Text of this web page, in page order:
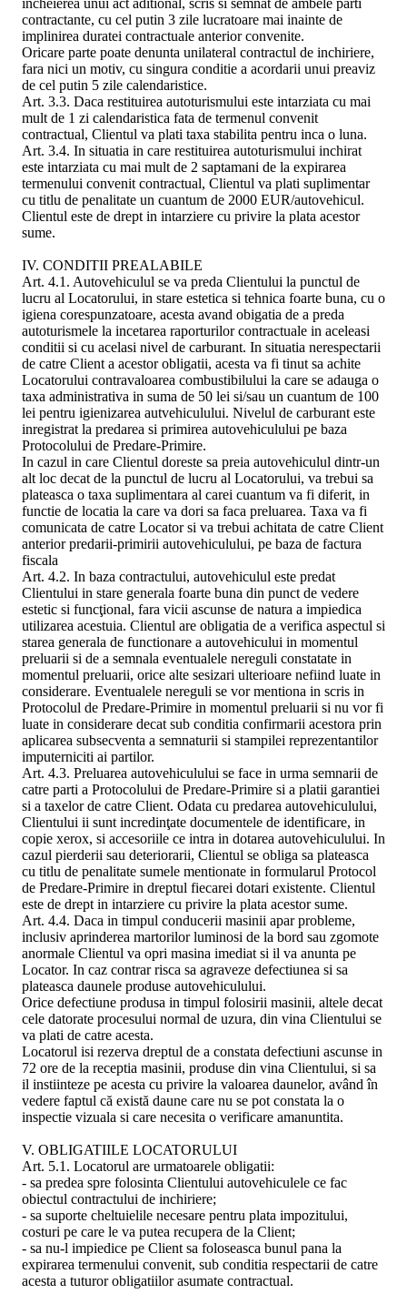
incheierea unui act aditional, scris si semnat de ambele parti
contractante, cu cel putin 3 zile lucratoare mai inainte de
implinirea duratei contractuale anterior convenite.
Oricare parte poate denunta unilateral contractul de inchiriere,
fara nici un motiv, cu singura conditie a acordarii unui preaviz
de cel putin 5 zile calendaristice.
Art. 3.3. Daca restituirea autoturismului este intarziata cu mai
mult de 1 zi calendaristica fata de termenul convenit
contractual, Clientul va plati taxa stabilita pentru inca o luna.
Art. 3.4. In situatia in care restituirea autoturismului inchirat
este intarziata cu mai mult de 2 saptamani de la expirarea
termenului convenit contractual, Clientul va plati suplimentar
cu titlu de penalitate un cuantum de 2000 EUR/autovehicul.
Clientul este de drept in intarziere cu privire la plata acestor
sume.
IV. CONDITII PREALABILE
Art. 4.1. Autovehiculul se va preda Clientului la punctul de
lucru al Locatorului, in stare estetica si tehnica foarte buna, cu o
igiena corespunzatoare, acesta avand obigatia de a preda
autoturismele la incetarea raporturilor contractuale in aceleasi
conditii si cu acelasi nivel de carburant. In situatia nerespectarii
de catre Client a acestor obligatii, acesta va fi tinut sa achite
Locatorului contravaloarea combustibilului la care se adauga o
taxa administrativa in suma de 50 lei si/sau un cuantum de 100
lei pentru igienizarea autvehiculului. Nivelul de carburant este
inregistrat la predarea si primirea autovehiculului pe baza
Protocolului de Predare-Primire.
In cazul in care Clientul doreste sa preia autovehiculul dintr-un
alt loc decat de la punctul de lucru al Locatorului, va trebui sa
plateasca o taxa suplimentara al carei cuantum va fi diferit, in
functie de locatia la care va dori sa faca preluarea. Taxa va fi
comunicata de catre Locator si va trebui achitata de catre Client
anterior predarii-primirii autovehiculului, pe baza de factura
fiscala
Art. 4.2. In baza contractului, autovehiculul este predat
Clientului in stare generala foarte buna din punct de vedere
estetic si funcţional, fara vicii ascunse de natura a impiedica
utilizarea acestuia. Clientul are obligatia de a verifica aspectul si
starea generala de functionare a autovehicului in momentul
preluarii si de a semnala eventualele nereguli constatate in
momentul preluarii, orice alte sesizari ulterioare nefiind luate in
considerare. Eventualele nereguli se vor mentiona in scris in
Protocolul de Predare-Primire in momentul preluarii si nu vor fi
luate in considerare decat sub conditia confirmarii acestora prin
aplicarea subsecventa a semnaturii si stampilei reprezentantilor
imputerniciti ai partilor.
Art. 4.3. Preluarea autovehiculului se face in urma semnarii de
catre parti a Protocolului de Predare-Primire si a platii garantiei
si a taxelor de catre Client. Odata cu predarea autovehiculului,
Clientului ii sunt incredinţate documentele de identificare, in
copie xerox, si accesoriile ce intra in dotarea autovehiculului. In
cazul pierderii sau deteriorarii, Clientul se obliga sa plateasca
cu titlu de penalitate sumele mentionate in formularul Protocol
de Predare-Primire in dreptul fiecarei dotari existente. Clientul
este de drept in intarziere cu privire la plata acestor sume.
Art. 4.4. Daca in timpul conducerii masinii apar probleme,
inclusiv aprinderea martorilor luminosi de la bord sau zgomote
anormale Clientul va opri masina imediat si il va anunta pe
Locator. In caz contrar risca sa agraveze defectiunea si sa
plateasca daunele produse autovehiculului.
Orice defectiune produsa in timpul folosirii masinii, altele decat
cele datorate procesului normal de uzura, din vina Clientului se
va plati de catre acesta.
Locatorul isi rezerva dreptul de a constata defectiuni ascunse in
72 ore de la receptia masinii, produse din vina Clientului, si sa
il instiinteze pe acesta cu privire la valoarea daunelor, având în
vedere faptul că există daune care nu se pot constata la o
inspectie vizuala si care necesita o verificare amanuntita.
V. OBLIGATIILE LOCATORULUI
Art. 5.1. Locatorul are urmatoarele obligatii:
- sa predea spre folosinta Clientului autovehiculele ce fac
obiectul contractului de inchiriere;
- sa suporte cheltuielile necesare pentru plata impozitului,
costuri pe care le va putea recupera de la Client;
- sa nu-l impiedice pe Client sa foloseasca bunul pana la
expirarea termenului convenit, sub conditia respectarii de catre
acesta a tuturor obligatiilor asumate contractual.